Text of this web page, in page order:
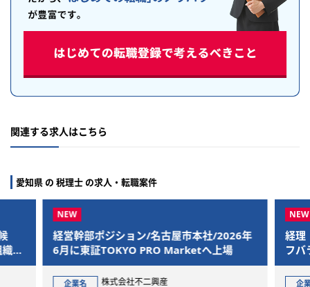
関連する求人はこちら
愛知県 の 税理士 の求人・転職案件
へ
経営幹部ポジション/名古屋市本社/2026年
6月に東証TOKYO PRO Marketへ上場
企業名 株式会社不二興産
経理
フ
企